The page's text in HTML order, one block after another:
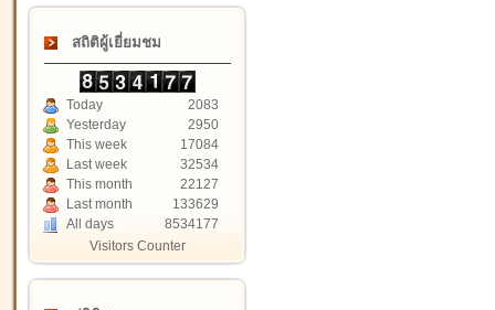
สถิติผู้เยี่ยมชม
Today
2083
Yesterday
2950
This week
17084
Last week
32534
This month
22127
Last month
133629
All days
8534177
Visitors Counter